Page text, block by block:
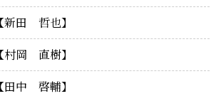
新田 哲也】
村岡 直樹】
田中 啓輔】